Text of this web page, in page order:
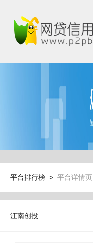
平台排行榜 > 平台详情页
江南创投